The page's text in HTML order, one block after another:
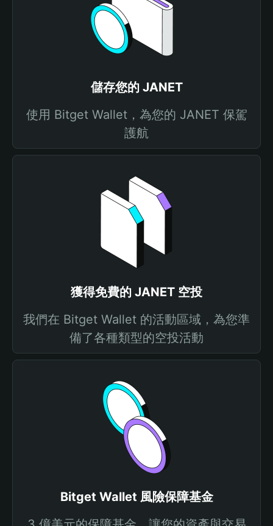
儲存您的 JANET
使用 Bitget Wallet，為您的 JANET 保駕
護航
獲得免費的 JANET 空投
我們在 Bitget Wallet 的活動區域，為您準
備了各種類型的空投活動
Bitget Wallet 風險保障基金